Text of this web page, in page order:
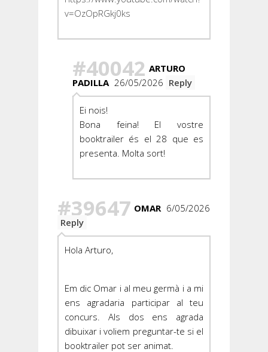
v=OzOpRGkj0ks
#40042 ARTURO
PADILLA 26/05/2026 Reply
Ei nois!
Bona feina! El vostre
booktrailer és el 28 que es
presenta. Molta sort!
#39647 OMAR 6/05/2026
Reply
Hola Arturo,
Em dic Omar i al meu germà i a mi
ens agradaria participar al teu
concurs. Als dos ens agrada
dibuixar i voliem preguntar-te si el
booktrailer pot ser animat.